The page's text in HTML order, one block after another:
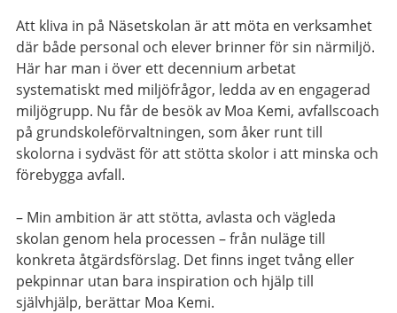
Att kliva in på Näsetskolan är att möta en verksamhet
där både personal och elever brinner för sin närmiljö.
Här har man i över ett decennium arbetat
systematiskt med miljöfrågor, ledda av en engagerad
miljögrupp. Nu får de besök av Moa Kemi, avfallscoach
på grundskoleförvaltningen, som åker runt till
skolorna i sydväst för att stötta skolor i att minska och
förebygga avfall.
– Min ambition är att stötta, avlasta och vägleda
skolan genom hela processen – från nuläge till
konkreta åtgärdsförslag. Det finns inget tvång eller
pekpinnar utan bara inspiration och hjälp till
självhjälp, berättar Moa Kemi.